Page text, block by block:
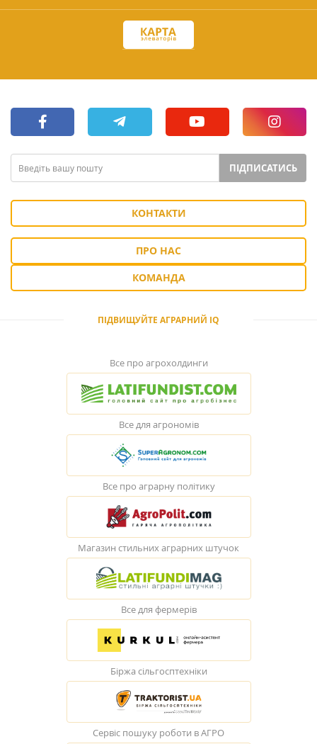
ПІДПИСАТИСЬ
КОНТАКТИ
ПРО НАС
КОМАНДА
ПІДВИЩУЙТЕ АГРАРНИЙ IQ
Все про агрохолдинги
Все для агрономів
Все про аграрну політику
Магазин стильних аграрних штучок
Все для фермерів
Біржа сільгосптехніки
Сервіс пошуку роботи в АГРО